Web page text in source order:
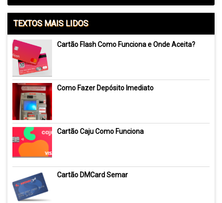
TEXTOS MAIS LIDOS
Cartão Flash Como Funciona e Onde Aceita?
Como Fazer Depósito Imediato
Cartão Caju Como Funciona
Cartão DMCard Semar